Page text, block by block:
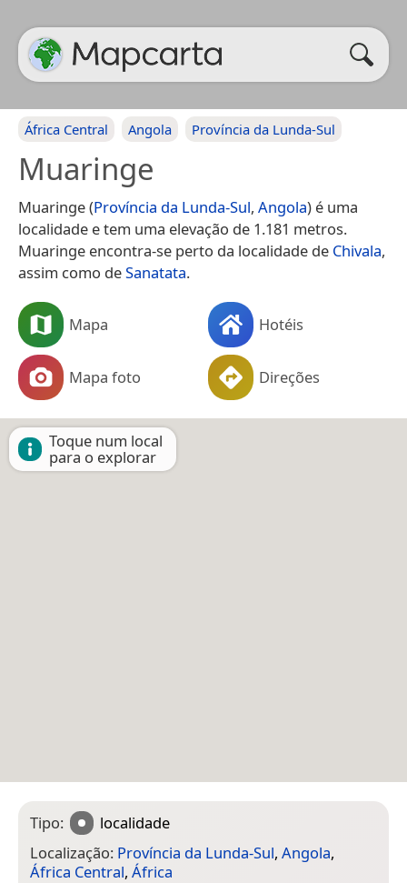
África Central Angola Província da Lunda-Sul
Muaringe
Muaringe (Província da Lunda-Sul, Angola) é uma
localidade e tem uma elevação de 1.181 metros.
Muaringe encontra-se perto da localidade de Chivala,
assim como deSanatata.
Mapa Hotéis
Mapa foto Direções
Toque num local
para o explorar
Tipo:
localidade
Localização: Província da Lunda-Sul, Angola,
África Central, África